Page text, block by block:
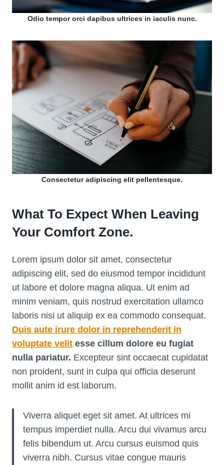
Odio tempor orci dapibus ultrices in iaculis nunc.
Consectetur adipiscing elit pellentesque.
What To Expect When Leaving
Your Comfort Zone.
Lorem ipsum dolor sit amet, consectetur
adipiscing elit, sed do eiusmod tempor incididunt
ut labore et dolore magna aliqua. Ut enim ad
minim veniam, quis nostrud exercitation ullamco
laboris nisi ut aliquip ex ea commodo consequat.
Duis aute irure dolor in reprehenderit in
voluptate velit esse cillum dolore eu fugiat
nulla pariatur. Excepteur sint occaecat cupidatat
non proident, sunt in culpa qui officia deserunt
mollit anim id est laborum.
Viverra aliquet eget sit amet. At ultrices mi
tempus imperdiet nulla. Arcu dui vivamus arcu
felis bibendum ut. Arcu cursus euismod quis
viverra nibh. Cursus vitae congue mauris